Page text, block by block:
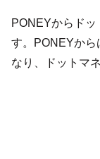
PONEYからドッ
す。PONEYから
なり、ドットマ